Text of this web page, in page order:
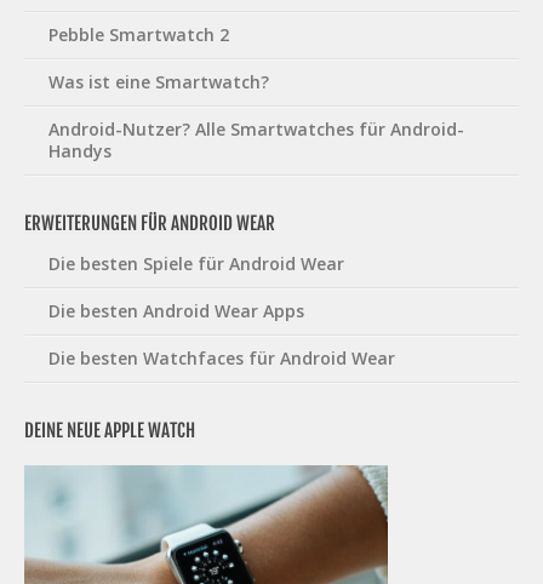
Pebble Smartwatch 2
Was ist eine Smartwatch?
Android-Nutzer? Alle Smartwatches für Android-
Handys
ERWEITERUNGEN FÜR ANDROID WEAR
Die besten Spiele für Android Wear
Die besten Android Wear Apps
Die besten Watchfaces für Android Wear
DEINE NEUE APPLE WATCH